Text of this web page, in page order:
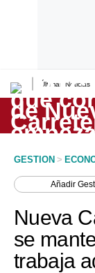
Últimas Noticias
Lo último
Peru Quiosco
Economía
Mercados
GESTION >
Añadir
Nueva
se
trabaja